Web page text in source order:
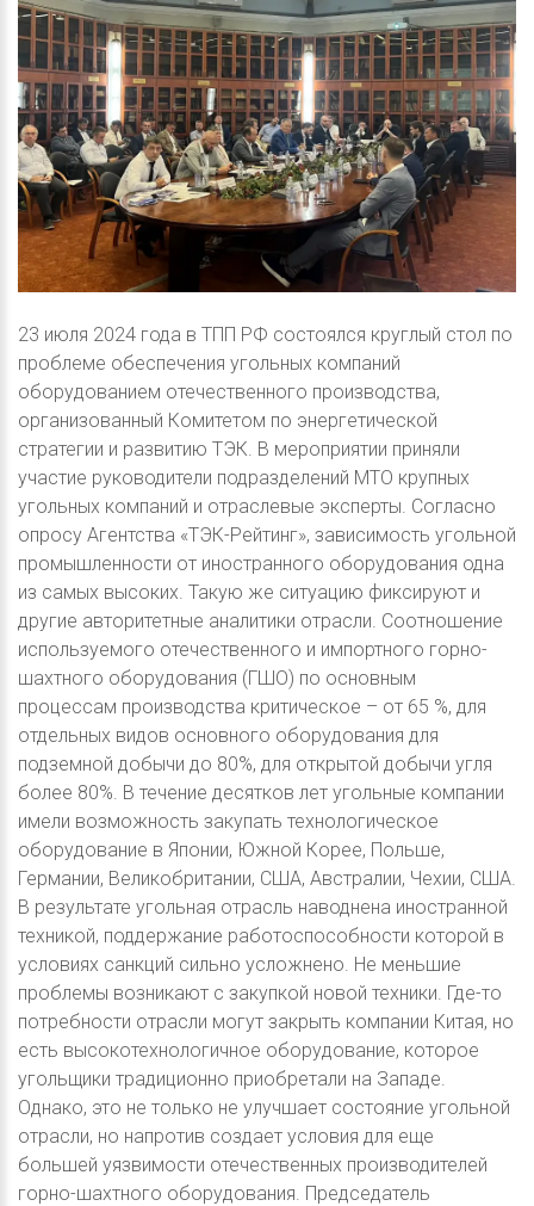
23 июля 2024 года в ТПП РФ состоялся круглый стол по
проблеме обеспечения угольных компаний
оборудованием отечественного производства,
организованный Комитетом по энергетической
стратегии и развитию ТЭК. В мероприятии приняли
участие руководители подразделений МТО крупных
угольных компаний и отраслевые эксперты. Согласно
опросу Агентства «ТЭК-Рейтинг», зависимость угольной
промышленности от иностранного оборудования одна
из самых высоких. Такую же ситуацию фиксируют и
другие авторитетные аналитики отрасли. Соотношение
используемого отечественного и импортного горно-
шахтного оборудования (ГШО) по основным
процессам производства критическое – от 65 %, для
отдельных видов основного оборудования для
подземной добычи до 80%, для открытой добычи угля
более 80%. В течение десятков лет угольные компании
имели возможность закупать технологическое
оборудование в Японии, Южной Корее, Польше,
Германии, Великобритании, США, Австралии, Чехии, США.
В результате угольная отрасль наводнена иностранной
техникой, поддержание работоспособности которой в
условиях санкций сильно усложнено. Не меньшие
проблемы возникают с закупкой новой техники. Где-то
потребности отрасли могут закрыть компании Китая, но
есть высокотехнологичное оборудование, которое
угольщики традиционно приобретали на Западе.
Однако, это не только не улучшает состояние угольной
отрасли, но напротив создает условия для еще
большей уязвимости отечественных производителей
горно-шахтного оборудования. Председатель